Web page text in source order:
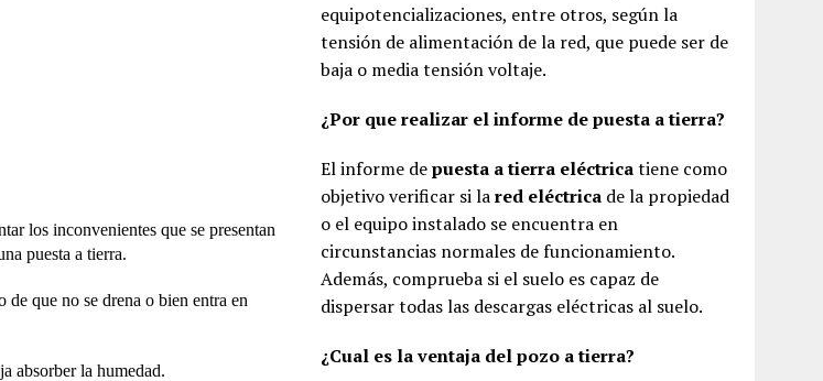
los inconvenientes que se presentan
puesta a tierra.
que no se drena o bien entra en
absorber la humedad.
equipotencializaciones, entre otros, según la
tensión de alimentación de la red, que puede ser de
baja o media tensión voltaje.
¿Por que realizar el informe de puesta a tierra?
El informe depuesta a tierra eléctricatiene como
objetivo verificar si lared eléctrica de la propiedad
o el equipo instalado se encuentra en
circunstancias normales de funcionamiento.
Además, comprueba si el suelo es capaz de
dispersar todas las descargas eléctricas al suelo.
¿Cual es la ventaja del pozo a tierra?